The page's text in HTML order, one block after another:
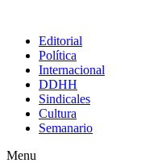
Editorial
Política
Internacional
DDHH
Sindicales
Cultura
Semanario
Menu